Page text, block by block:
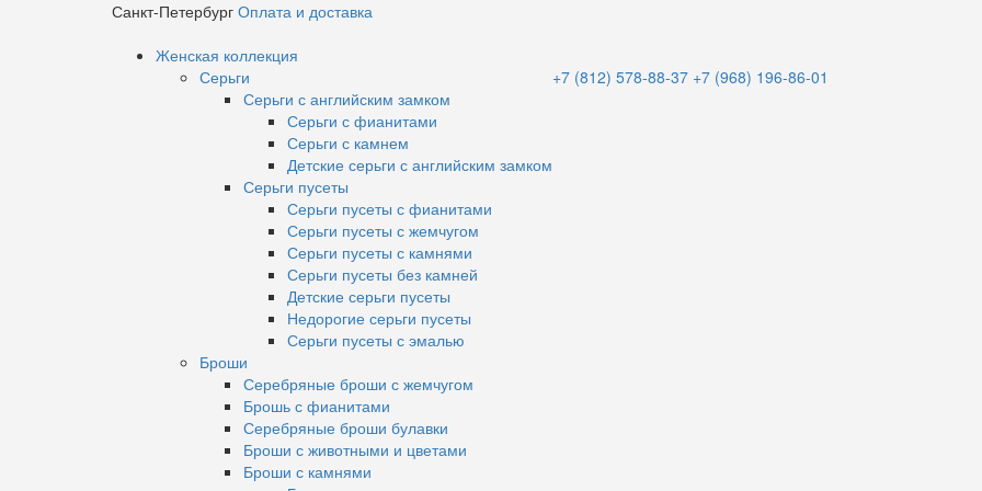
Санкт-Петербург Оплата и доставка
Женская коллекция
Серьги
Серьги с английским замком
Серьги с фианитами
Серьги с камнем
Детские серьги с английским замком
Серьги пусеты
Серьги пусеты с фианитами
Серьги пусеты с жемчугом
Серьги пусеты с камнями
Серьги пусеты без камней
Детские серьги пусеты
Недорогие серьги пусеты
Серьги пусеты с эмалью
Броши
Серебряные броши с жемчугом
Брошь с фианитами
Серебряные броши булавки
Броши с животными и цветами
Броши с камнями
+7 (812) 578-88-37 +7 (968) 196-86-01